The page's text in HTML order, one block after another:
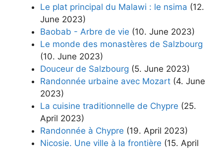
Le plat principal du Malawi : le nsima (12.
June 2023)
Baobab - Arbre de vie (10. June 2023)
Le monde des monastères de Salzbourg
(10. June 2023)
Douceur de Salzbourg (5. June 2023)
Randonnée urbaine avec Mozart (4. June
2023)
La cuisine traditionnelle de Chypre (25.
April 2023)
Randonnée à Chypre (19. April 2023)
Nicosie. Une ville à la frontière (15. April